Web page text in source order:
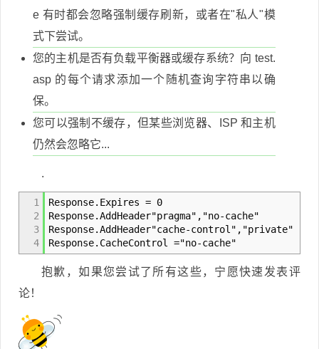
e 有时都会忽略强制缓存刷新，或者在"私人"模
式下尝试。
您的主机是否有负载平衡器或缓存系统？向 test.
asp 的每个请求添加一个随机查询字符串以确
保。
您可以强制不缓存，但某些浏览器、ISP 和主机
仍然会忽略它...
.
1
2
3
4
Response.Expires = 0
Response.AddHeader"pragma","no-cache"
Response.AddHeader"cache-control","private"
Response.CacheControl ="no-cache"
抱歉，如果您尝试了所有这些，宁愿快速发表评
论！